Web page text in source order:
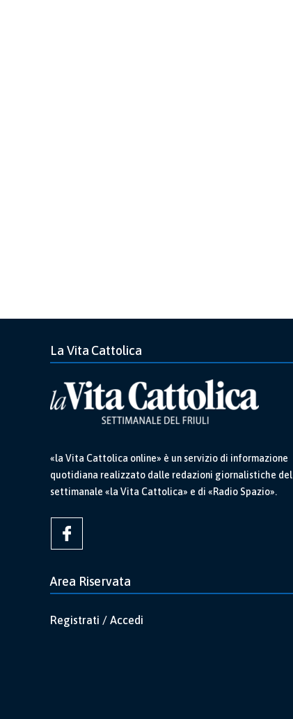
La Vita Cattolica
«la Vita Cattolica online» è un servizio di informazione
quotidiana realizzato dalle redazioni giornalistiche del
settimanale «la Vita Cattolica» e di «Radio Spazio».
Area Riservata
Registrati / Accedi